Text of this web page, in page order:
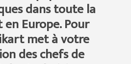
dans toute la
en Europe. Pour
met à votre
des chefs de